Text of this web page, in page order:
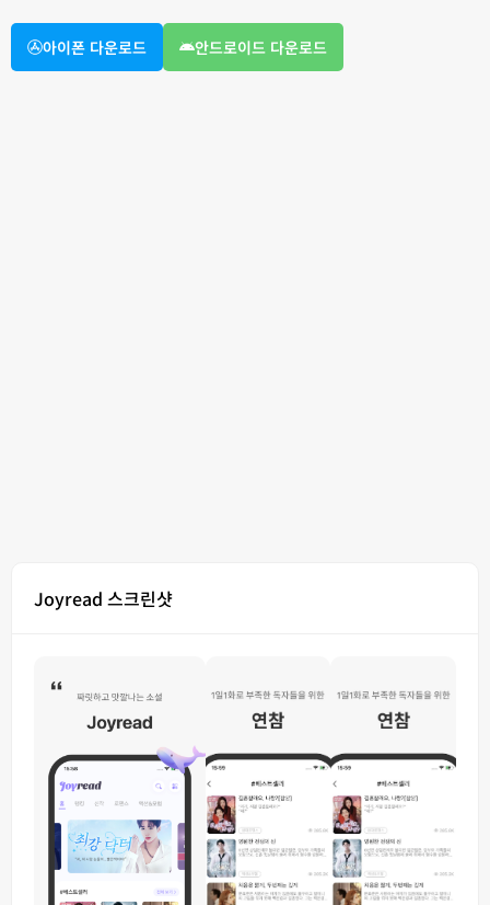
아이폰 다운로드 안드로이드 다운로드
Joyread 스크린샷